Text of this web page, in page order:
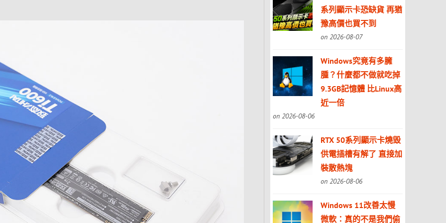
系列顯示卡恐缺貨 再猶
豫高價也買不到
on 2026-08-07
Windows究竟有多臃
腫？什麼都不做就吃掉
9.3GB記憶體 比Linux高
近一倍
on 2026-08-06
RTX 50系列顯示卡燒毀
供電插槽有解了 直接加
裝散熱塊
on 2026-08-06
Windows 11改善太慢
微軟：真的不是我們偷